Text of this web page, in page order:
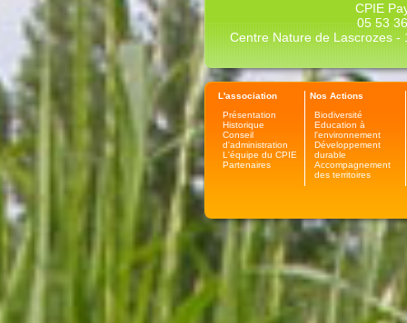
CPIE
05 53
Centre Nature de Lascrozes -
L'association
Présentation
Historique
Conseil
d'administration
L'équipe du CPIE
Partenaires
Nos Actions
Biodiversité
Education à
l'environnement
Développement
durable
Accompagnement
des territoires